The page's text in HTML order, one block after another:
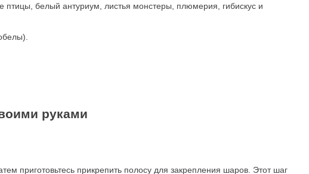
белый антуриум, листья монстеры, плюмерия, гибискус и
руками
приготовьтесь прикрепить полосу для закрепления шаров. Этот шаг